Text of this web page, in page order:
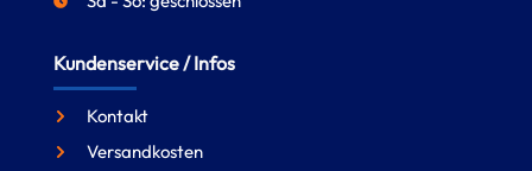
Kundenservice / Infos
Kontakt
Versandkosten